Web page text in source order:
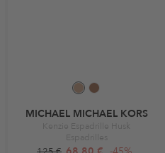
MICHAEL MICHAEL KORS
Kenzie Espadrille Husk
Espadrilles